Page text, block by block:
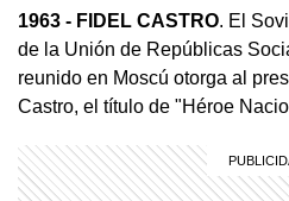
1963 - FIDEL CASTRO. El
de la Unión de Repúblicas
reunido en Moscú otorga al
Castro, el título de "Héroe